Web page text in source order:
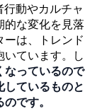
行動やカルチャ
的な変化を見落
は、
トレンド
いています。し
なっているので
しているものと
です。